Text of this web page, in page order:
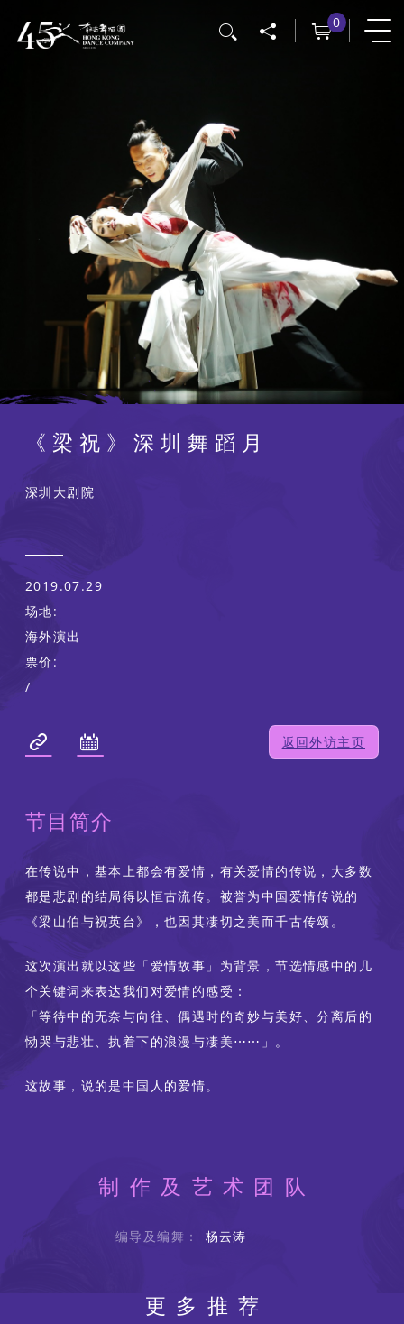
0
《梁祝》深圳舞蹈月
深圳大剧院
返回外访主页
2019.07.29
场地:
海外演出
票价:
/
节目简介
在传说中，基本上都会有爱情，有关爱情的传说，大多数
都是悲剧的结局得以恒古流传。被誉为中国爱情传说的
《梁山伯与祝英台》，也因其凄切之美而千古传颂。
这次演出就以这些「爱情故事」为背景，节选情感中的几
个关键词来表达我们对爱情的感受：
「等待中的无奈与向往、偶遇时的奇妙与美好、分离后的
恸哭与悲壮、执着下的浪漫与凄美⋯⋯」。
这故事，说的是中国人的爱情。
制作及艺术团队
编导及编舞： 杨云涛
更多推荐